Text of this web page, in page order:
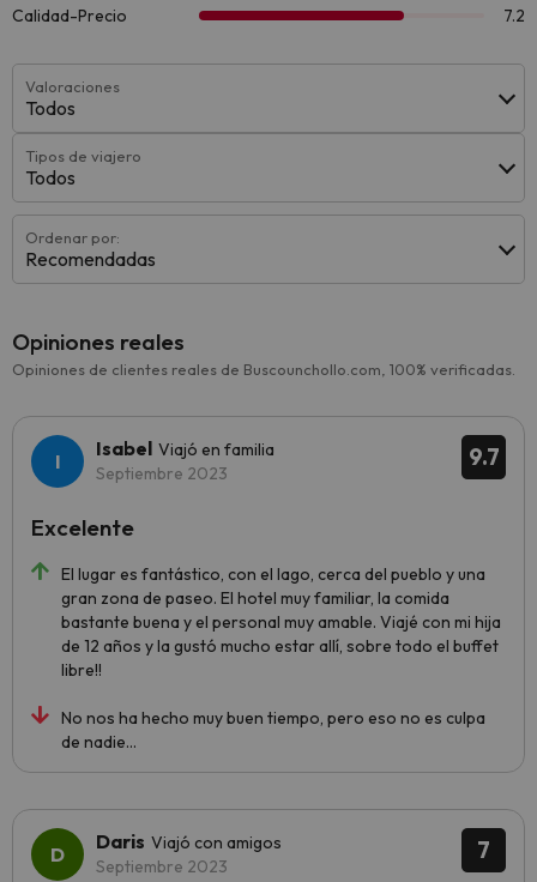
Valoraciones
Todos
Tipos de viajero
Todos
Ordenar por:
Recomendadas
Opiniones reales
Opiniones de clientes reales de Buscounchollo.com, 100% verificadas.
9.7
Isabel Viajó en familia
Septiembre 2023
El lugar es fantástico, con el lago, cerca del pueblo y una
gran zona de paseo. El hotel muy familiar, la comida
bastante buena y el personal muy amable. Viajé con mi hija
de 12 años y la gustó mucho estar allí, sobre todo el buffet
libre!!
No nos ha hecho muy buen tiempo, pero eso no es culpa
de nadie...
Excelente
7
Daris Viajó con amigos
Septiembre 2023